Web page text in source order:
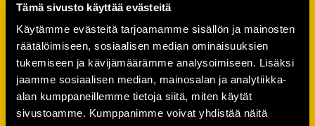
Tämä sivusto käyttää evästeitä
Käytämme evästeitä tarjoamamme sisällön ja mainosten
räätälöimiseen, sosiaalisen median ominaisuuksien
tukemiseen ja kävijämäärämme analysoimiseen. Lisäksi
jaamme sosiaalisen median, mainosalan ja analytiikka-
alan kumppaneillemme tietoja siitä, miten käytät
sivustoamme. Kumppanimme voivat yhdistää näitä
Password (*):
Confirm password (*):